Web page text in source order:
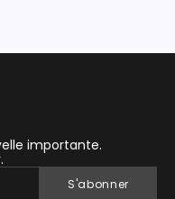
importante.
S'abonner